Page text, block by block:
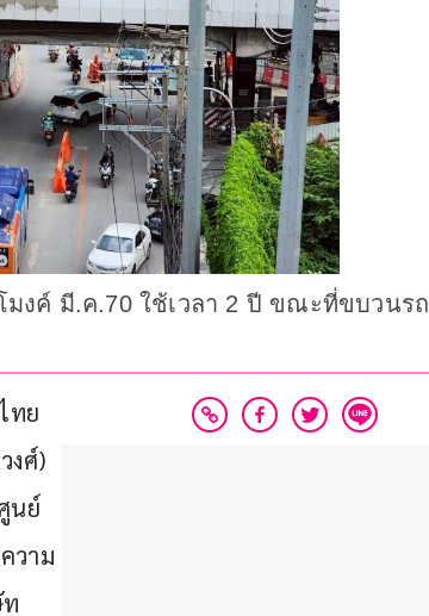
มงค์ มี.ค.70 ใช้เวลา 2 ปี ขณะที่ขบวนรถ
ทย
งศ์)
นย์
วาม